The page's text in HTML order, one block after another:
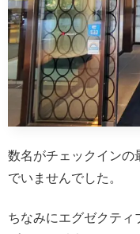
数名がチェックインの
でいませんでした。
ちなみにエグゼクティ